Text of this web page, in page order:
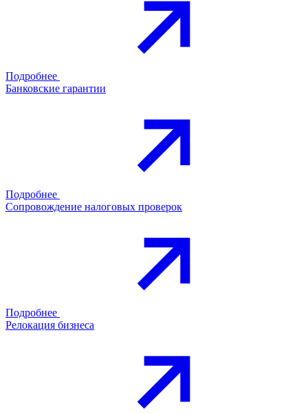
Подробнее
Банковские гарантии
Подробнее
Сопровождение налоговых проверок
Подробнее
Релокация бизнеса